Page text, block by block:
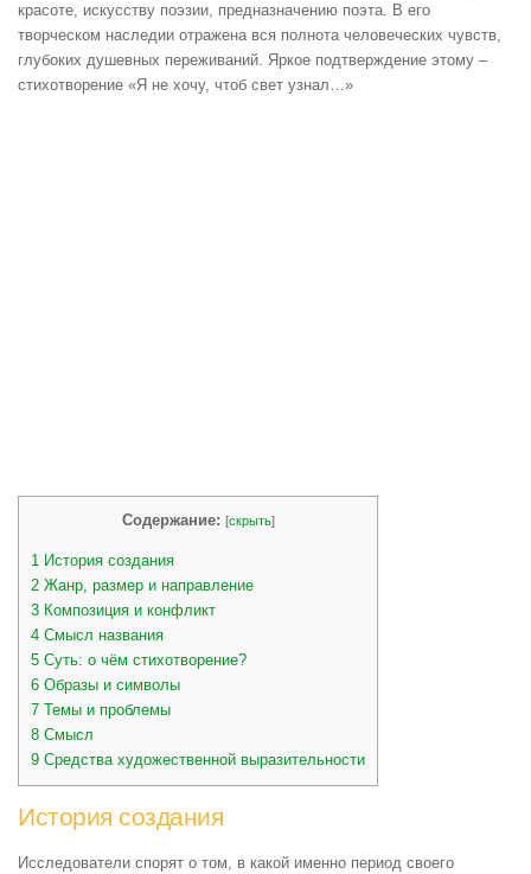
красоте, искусству поэзии, предназначению поэта. В его
творческом наследии отражена вся полнота человеческих чувств,
глубоких душевных переживаний. Яркое подтверждение этому –
стихотворение «Я не хочу, чтоб свет узнал…»
Содержание: [скрыть]
1
История создания
2 Жанр, размер и направление
3 Композиция и конфликт
4 Смысл названия
5 Суть: о чём стихотворение?
6 Образы и символы
7 Темы и проблемы
8 Смысл
9 Средства художественной выразительности
История создания
Исследователи спорят о том, в какой именно период своего